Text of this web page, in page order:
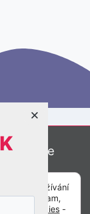
×
pro používání
a reklam,
o cookies -